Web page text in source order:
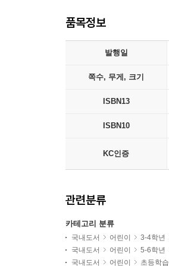
품목정보
발행일
쪽수, 무게, 크기
ISBN13
ISBN10
KC인증
관련분류
카테고리 분류
국내도서 어린이 3-4학년
국내도서
어린이 5-6학년
국내도서
어린이 초등학습